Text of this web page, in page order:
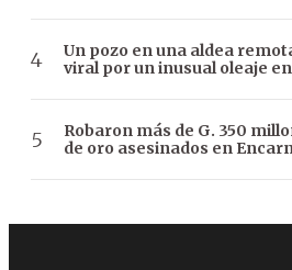
Un pozo en una aldea
viral por un inusual oleaje
Robaron más de G. 350
de oro asesinados en